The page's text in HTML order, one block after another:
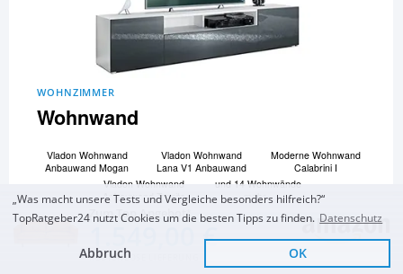
Zum Top Angebot
1.549,00 €
KOSTENLOSE LIEFERUNG
WOHNZIMMER
Wohnwand
Vladon Wohnwand
Anbauwand Mogan
Vladon Wohnwand
Lana V1 Anbauwand
Moderne Wohnwand
Calabrini I
Vladon Wohnwand
Anbauwand Taurito
und 14 Wohnwände
mehr...
Zum Vergleich und Ratgeber
„Was macht unsere Tests und Vergleiche besonders hilfreich?“
TopRatgeber24 nutzt Cookies um die besten Tipps zu finden. Datenschutz
Abbruch OK